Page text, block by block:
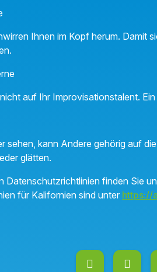
Ihnen im Kopf herum. Damit
auf Ihr Improvisationstalent.
sehen, kann Andere gehörig auf
glätten.
Datenschutzrichtlinien finden Sie
für Kalifornien sind unter https://